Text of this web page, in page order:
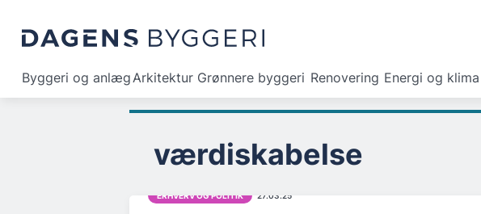
Byggeri og anlægArkitektur Grønnere byggeri Renovering Energi og klima
værdiskabelse
ERHVERV OG POLITIK 27.03.25